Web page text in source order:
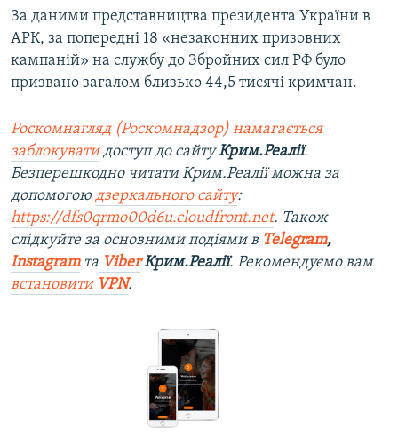
За даними представництва президента України в
АРК, за попередні 18 «незаконних призовних
кампаній» на службу до Збройних сил РФ було
призвано загалом близько 44,5 тисячі кримчан.
Роскомнагляд (Роскомнадзор) намагається
заблокуватидоступ до сайтуКрим.Реалії.
Безперешкодно читати Крим.Реалії можна за
допомогою дзеркального сайту:
https://dfs0qrmo00d6u.cloudfront.net. Також
слідкуйте за основними подіями в Telegram,
Instagramта ViberКрим.Реалії. Рекомендуємо вам
встановити VPN.